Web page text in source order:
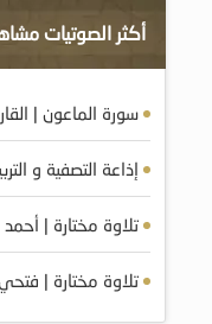
أكثر الصوتيات
سورة الماعون |
إذاعة التصفية و
تلاوة مختارة | أحمد
تلاوة مختارة |